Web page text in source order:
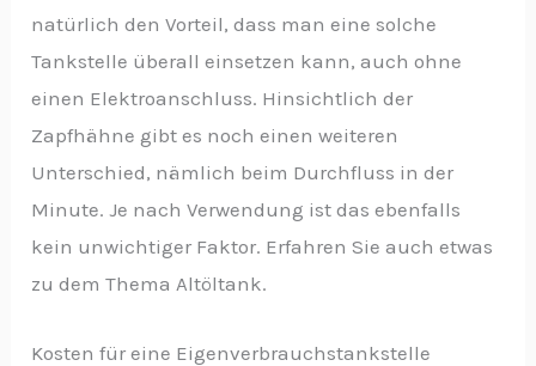
natürlich den Vorteil, dass man eine solche
Tankstelle überall einsetzen kann, auch ohne
einen Elektroanschluss. Hinsichtlich der
Zapfhähne gibt es noch einen weiteren
Unterschied, nämlich beim Durchfluss in der
Minute. Je nach Verwendung ist das ebenfalls
kein unwichtiger Faktor. Erfahren Sie auch etwas
zu dem Thema Altöltank.
Kosten für eine Eigenverbrauchstankstelle